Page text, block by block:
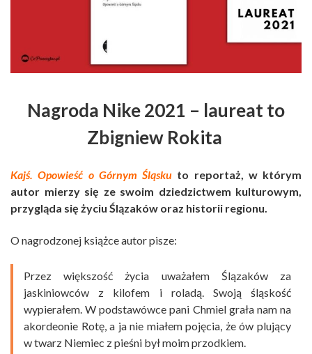
Nagroda Nike 2021 – laureat to
Zbigniew Rokita
Kajś. Opowieść o Górnym Śląsku to reportaż, w którym
autor mierzy się ze swoim dziedzictwem kulturowym,
przygląda się życiu Ślązaków oraz historii regionu.
O nagrodzonej książce autor pisze:
Przez większość życia uważałem Ślązaków za
jaskiniowców z kilofem i roladą. Swoją śląskość
wypierałem. W podstawówce pani Chmiel grała nam na
akordeonie Rotę, a ja nie miałem pojęcia, że ów plujący
w twarz Niemiec z pieśni był moim przodkiem.